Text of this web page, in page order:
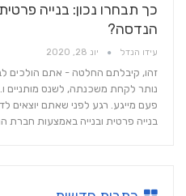
כך תבחרו נכון: בנייה
הנדסה?
עידו הנדל יונ 28, 2020
זהו, קיבלתם החלטה - אתם הולכים
נותר לקחת משכנתה, לשנס מותניים
פעם מייגע. רגע לפני שאתם יוצאים
בנייה פרטית ובנייה באמצעות חברת